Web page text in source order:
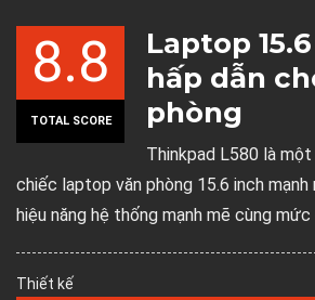
8.8
TOTAL SCORE
Laptop
hấp dẫn
phòng
Thinkpad L580 là
chiếc laptop văn phòng 15.6 inch
hiệu năng hệ thống mạnh mẽ cùng
Thiết kế